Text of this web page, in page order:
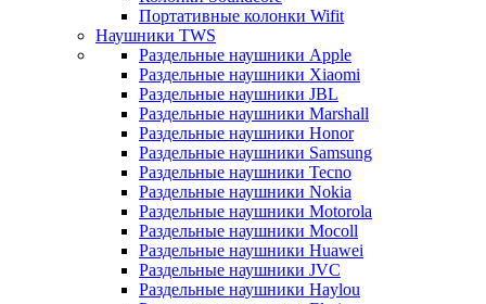
Портативные колонки Wifit
Наушники TWS
Раздельные наушники Apple
Раздельные наушники Xiaomi
Раздельные наушники JBL
Раздельные наушники Marshall
Раздельные наушники Honor
Раздельные наушники Samsung
Раздельные наушники Tecno
Раздельные наушники Nokia
Раздельные наушники Motorola
Раздельные наушники Mocoll
Раздельные наушники Huawei
Раздельные наушники JVC
Раздельные наушники Haylou